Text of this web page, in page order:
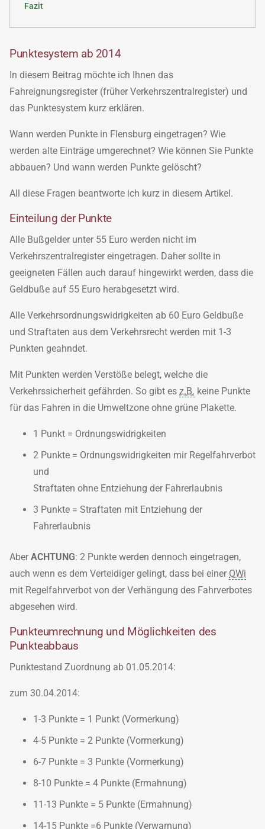
Fazit
Punktesystem ab 2014
In diesem Beitrag möchte ich Ihnen das
Fahreignungsregister (früher Verkehrszentralregister) und
das Punktesystem kurz erklären.
Wann werden Punkte in Flensburg eingetragen? Wie
werden alte Einträge umgerechnet? Wie können Sie Punkte
abbauen? Und wann werden Punkte gelöscht?
All diese Fragen beantworte ich kurz in diesem Artikel.
Einteilung der Punkte
Alle Bußgelder unter 55 Euro werden nicht im
Verkehrszentralregister eingetragen. Daher sollte in
geeigneten Fällen auch darauf hingewirkt werden, dass die
Geldbuße auf 55 Euro herabgesetzt wird.
Alle Verkehrsordnungswidrigkeiten ab 60 Euro Geldbuße
und Straftaten aus dem Verkehrsrecht werden mit 1-3
Punkten geahndet.
Mit Punkten werden Verstöße belegt, welche die
Verkehrssicherheit gefährden. So gibt es z.B. keine Punkte
für das Fahren in die Umweltzone ohne grüne Plakette.
1 Punkt = Ordnungswidrigkeiten
2 Punkte = Ordnungswidrigkeiten mir Regelfahrverbot
und
Straftaten ohne Entziehung der Fahrerlaubnis
3 Punkte = Straftaten mit Entziehung der
Fahrerlaubnis
AberACHTUNG: 2 Punkte werden dennoch eingetragen,
auch wenn es dem Verteidiger gelingt, dass bei einer OWi
mit Regelfahrverbot von der Verhängung des Fahrverbotes
abgesehen wird.
Punkteumrechnung und Möglichkeiten des
Punkteabbaus
Punktestand Zuordnung ab 01.05.2014:
zum 30.04.2014:
1-3 Punkte = 1 Punkt (Vormerkung)
4-5 Punkte = 2 Punkte (Vormerkung)
6-7 Punkte = 3 Punkte (Vormerkung)
8-10 Punkte = 4 Punkte (Ermahnung)
11-13 Punkte = 5 Punkte (Ermahnung)
14-15 Punkte =6 Punkte (Verwarnung)